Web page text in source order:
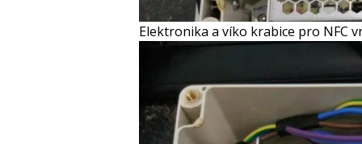
Elektronika a víko krabice pro NFC